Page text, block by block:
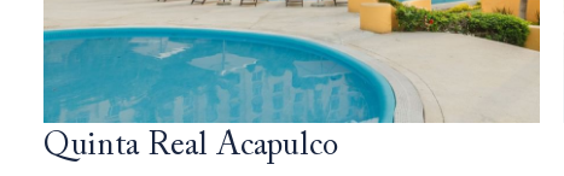
Quinta Real Acapulco